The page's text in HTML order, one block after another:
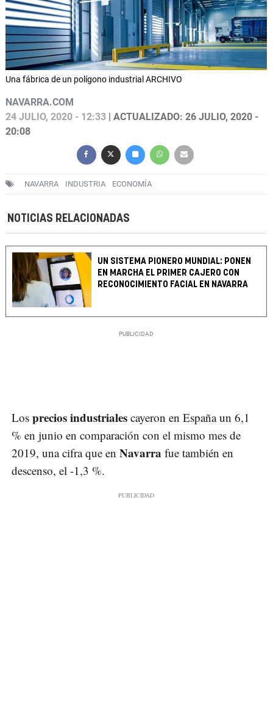
Una fábrica de un polígono industrial ARCHIVO
NAVARRA.COM
24 JULIO, 2020 - 12:33 | ACTUALIZADO: 26 JULIO, 2020 -
20:08
NAVARRA INDUSTRIA ECONOMÍA
NOTICIAS RELACIONADAS
UN SISTEMA PIONERO MUNDIAL: PONEN
EN MARCHA EL PRIMER CAJERO CON
RECONOCIMIENTO FACIAL EN NAVARRA
Los precios industriales cayeron en España un 6,1
% en junio en comparación con el mismo mes de
2019, una cifra que en Navarra fue también en
descenso, el -1,3 %.